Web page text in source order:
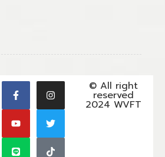
© All right
reserved
2024 WVFT